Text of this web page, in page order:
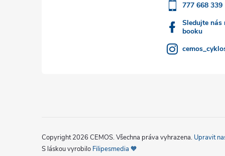
777 668 339
Sledujte nás
booku
Copyright 2026 CEMOS. Všechna práva vyhrazena. Upravit
S láskou vyrobilo Filipesmedia 🧡